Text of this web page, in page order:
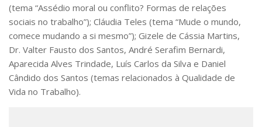
(tema “Assédio moral ou conflito? Formas de relações
sociais no trabalho”); Cláudia Teles (tema “Mude o mundo,
comece mudando a si mesmo”); Gizele de Cássia Martins,
Dr. Valter Fausto dos Santos, André Serafim Bernardi,
Aparecida Alves Trindade, Luís Carlos da Silva e Daniel
Cândido dos Santos (temas relacionados à Qualidade de
Vida no Trabalho).